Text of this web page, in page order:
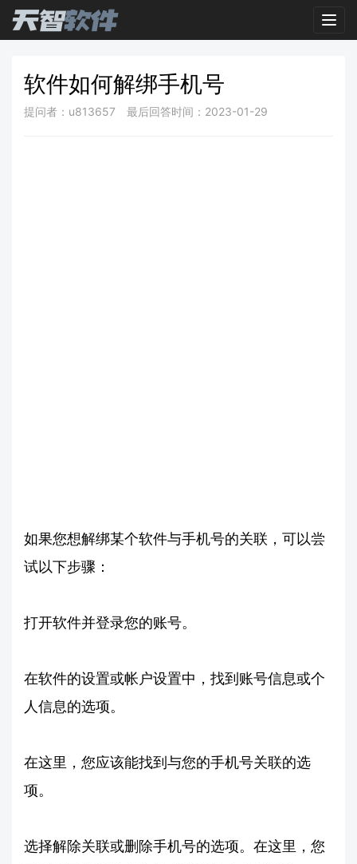
软件如何解绑手机号
提问者：u813657 最后回答时间：2023-01-29
如果您想解绑某个软件与手机号的关联，可以尝
试以下步骤：
打开软件并登录您的账号。
在软件的设置或帐户设置中，找到账号信息或个
人信息的选项。
在这里，您应该能找到与您的手机号关联的选
项。
选择解除关联或删除手机号的选项。在这里，您